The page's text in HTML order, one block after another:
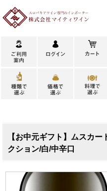
【お中元ギフト】ムスカ
クション/白/中辛口